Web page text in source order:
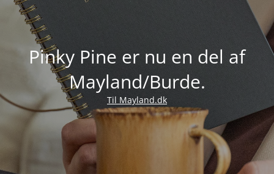
Pinky Pine er nu en del af
Mayland/Burde.
Til Mayland.dk